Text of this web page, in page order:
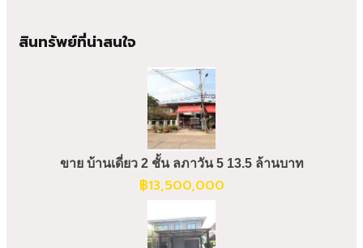
สินทรัพย์ที่น่าสนใจ
ขาย บ้านเดี่ยว 2 ชั้น ลภาวัน 5 13.5 ล้านบาท
฿13,500,000